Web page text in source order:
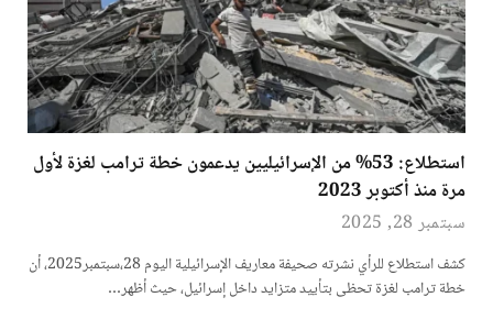
استطلاع: 53% من الإسرائيليين يدعمون خطة ترامب لغزة لأول
مرة منذ أكتوبر 2023
سبتمبر 28, 2025
كشف استطلاع للرأي نشرته صحيفة معاريف الإسرائيلية اليوم 28،سبتمبر2025، أن
خطة ترامب لغزة تحظى بتأييد متزايد داخل إسرائيل، حيث أظهر…